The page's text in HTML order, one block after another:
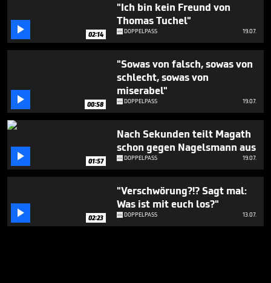
 02:14
"Ich bin kein Freund von
Thomas Tuchel"
DOPPELPASS 19.07.
 00:58
"Sowas von falsch, sowas von
schlecht, sowas von
miserabel"
DOPPELPASS 19.07.
 01:57
Nach Sekunden teilt Magath
schon gegen Nagelsmann aus
DOPPELPASS 19.07.
 02:23
"Verschwörung?!? Sagt mal:
Was ist mit euch los?"
DOPPELPASS 13.07.